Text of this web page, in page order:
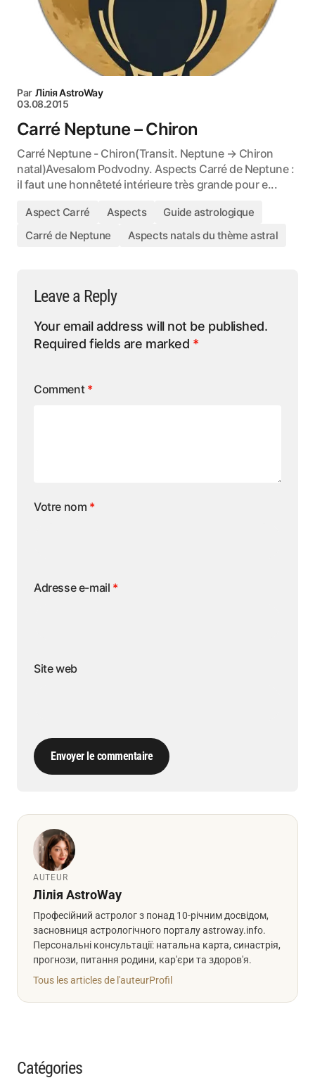
Par Лілія AstroWay
03.08.2015
Carré Neptune – Chiron
Carré Neptune - Chiron(Transit. Neptune → Chiron
natal)Avesalom Podvodny. Aspects Carré de Neptune :
il faut une honnêteté intérieure très grande pour e...
Aspect Carré Aspects
Guide astrologique
Carré de Neptune
Aspects natals du thème astral
Leave a Reply
Your email address will not be published.
Required fields are marked *
Comment *
Votre nom *
Adresse e-mail *
Site web
Envoyer le commentaire
AUTEUR
Лілія AstroWay
Професійний астролог з понад 10-річним досвідом,
засновниця астрологічного порталу astroway.info.
Персональні консультації: натальна карта, синастрія,
прогнози, питання родини, кар'єри та здоров'я.
Tous les articles de l'auteurProfil
Catégories